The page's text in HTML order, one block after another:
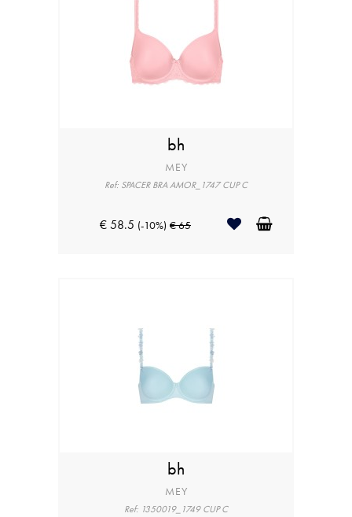
bh
MEY
Ref: SPACER BRA AMOR_1747 CUP C
€ 58.5 (-10%) € 65
bh
MEY
Ref: 1350019_1749 CUP C